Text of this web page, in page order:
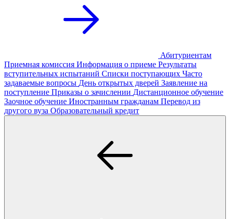
Абитуриентам
Приемная комиссия Информация о приеме Результаты
вступительных испытаний Списки поступающих Часто
задаваемые вопросы День открытых дверей Заявление на
поступление Приказы о зачислении Дистанционное обучение
Заочное обучение Иностранным гражданам Перевод из
другого вуза Образовательный кредит